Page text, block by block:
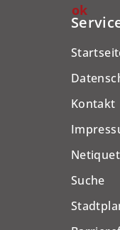
ok
Kontakt
Suche